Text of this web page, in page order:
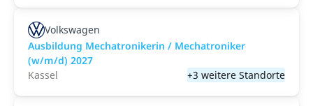
Volkswagen
Ausbildung Mechatronikerin / Mechatroniker
(w/m/d) 2027
Kassel
+3 weitere Standorte